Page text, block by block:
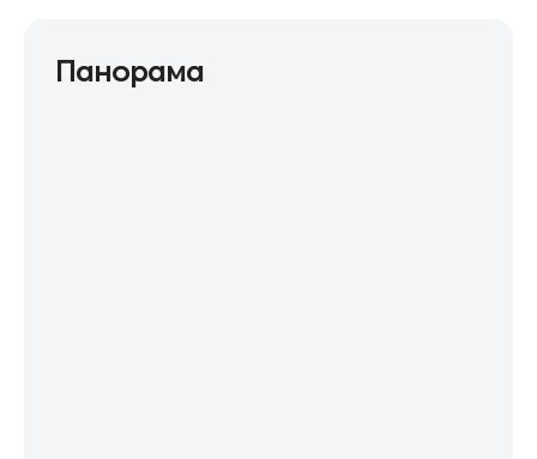
Панорама